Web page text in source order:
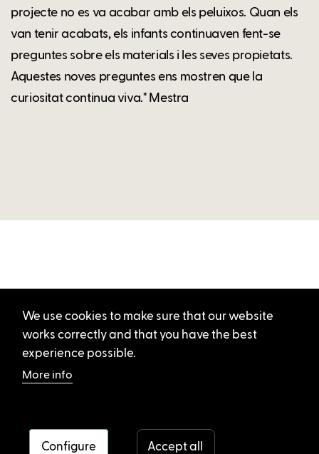
projecte no es va acabar amb els peluixos. Quan els
van tenir acabats, els infants continuaven fent-se
preguntes sobre els materials i les seves propietats.
Aquestes noves preguntes ens mostren que la
curiositat continua viva." Mestra
We use cookies to make sure that our website
works correctly and that you have the best
experience possible.
More info
Configure Accept all